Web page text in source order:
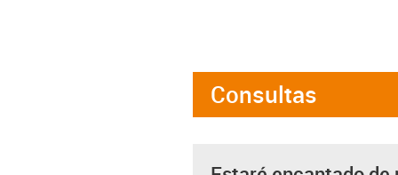
Consultas